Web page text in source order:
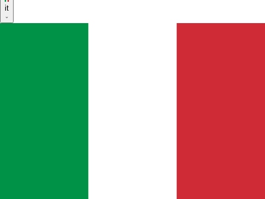
it